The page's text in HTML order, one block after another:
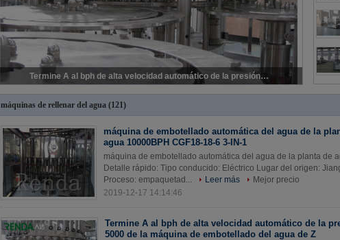
máquinas de rellenar líquidas puras minerales de alta velocidad 1000-20000BPH de la máquina de embotellado del agua de la botella 200-2000ml
máquinas de rellenar del agua (121)
máquina de embotellado automática del agua de la
agua 10000BPH CGF18-18-6 3-IN-1
máquina de embotellado automática del agua de la planta de
Detalle rápido: Tipo conducido: Eléctrico Lugar del origen:
Proceso: empaquetad...
Leer más
Mejor precio
2019-12-17 14:14:46
Termine A al bph de alta velocidad automático de la
5000 de la máquina de embotellado del agua de Z